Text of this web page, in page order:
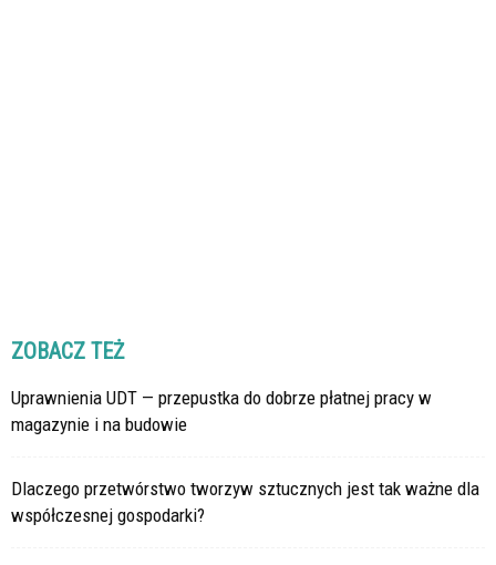
ZOBACZ TEŻ
Uprawnienia UDT — przepustka do dobrze płatnej pracy w
magazynie i na budowie
Dlaczego przetwórstwo tworzyw sztucznych jest tak ważne dla
współczesnej gospodarki?